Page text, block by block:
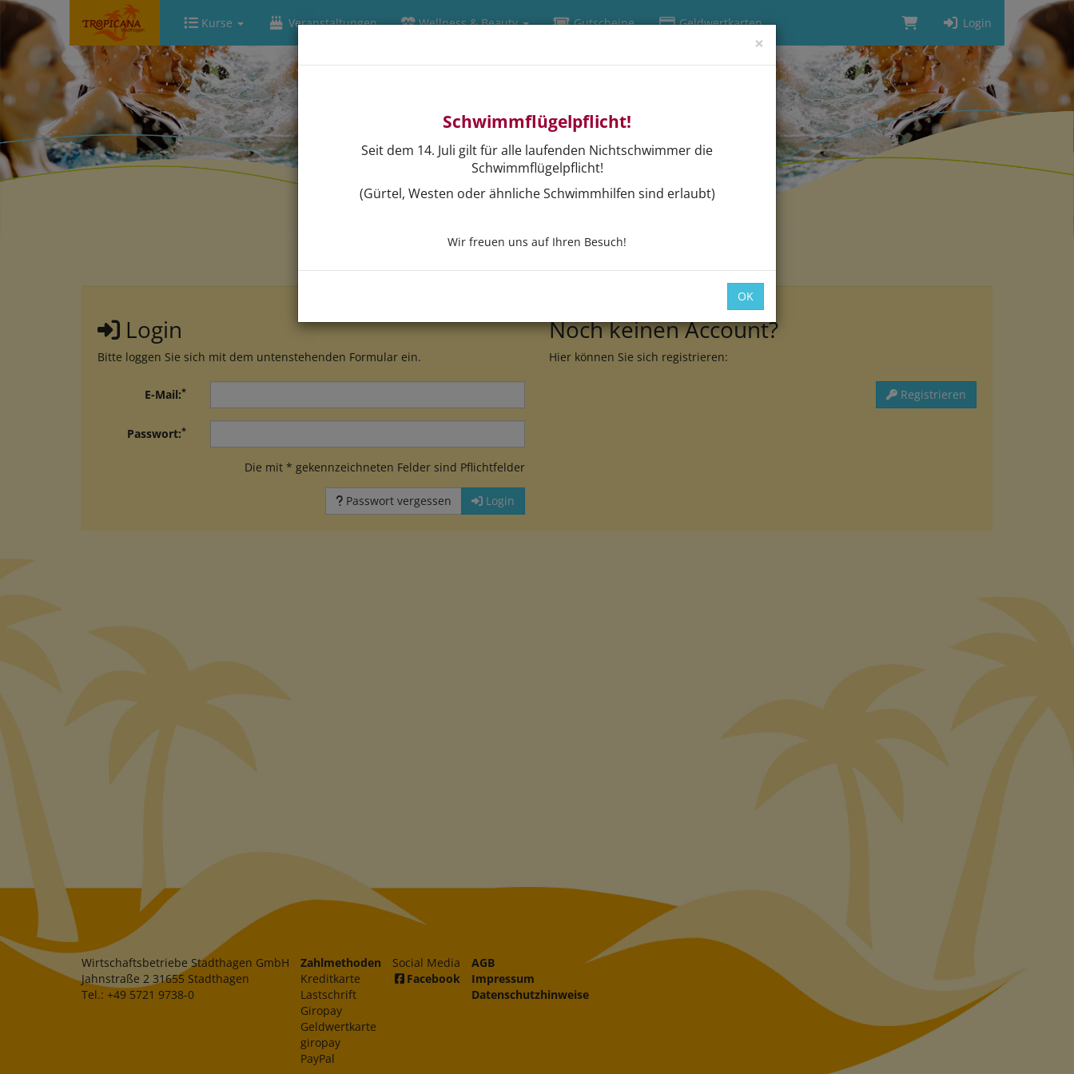
Kurse Veranstaltungen Wellness & Beauty Gutscheine Geldwertkarten Login
Login
Bitte loggen Sie sich mit dem untenstehenden Formular ein.
E-Mail:*
Passwort:*
Die mit * gekennzeichneten Felder sind Pflichtfelder
Passwort vergessen Login
Noch keinen Account?
Hier können Sie sich registrieren:
Registrieren
Wirtschaftsbetriebe Stadthagen GmbH
Jahnstraße 2 31655 Stadthagen
Tel.: +49 5721 9738-0
Zahlmethoden
Kreditkarte
Lastschrift
Giropay
Geldwertkarte
giropay
PayPal
Social Media
Facebook
AGB
Impressum
Datenschutzhinweise
×
Schwimmflügelpflicht!
Seit dem 14. Juli gilt für alle laufenden Nichtschwimmer die
Schwimmflügelpflicht!
(Gürtel, Westen oder ähnliche Schwimmhilfen sind erlaubt)
Wir freuen uns auf Ihren Besuch!
OK